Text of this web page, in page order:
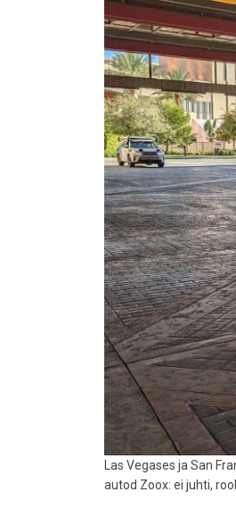
Tesla
Las Vegases ja San
autod Zoox: ei juhti,